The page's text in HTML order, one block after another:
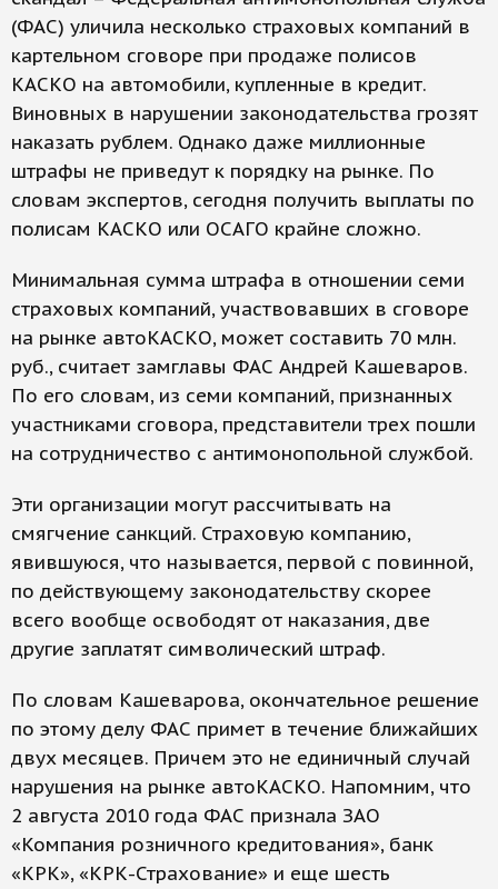
(ФАС) уличила несколько страховых компаний в
картельном сговоре при продаже полисов
КАСКО на автомобили, купленные в кредит.
Виновных в нарушении законодательства грозят
наказать рублем. Однако даже миллионные
штрафы не приведут к порядку на рынке. По
словам экспертов, сегодня получить выплаты по
полисам КАСКО или ОСАГО крайне сложно.
Минимальная сумма штрафа в отношении семи
страховых компаний, участвовавших в сговоре
на рынке автоКАСКО, может составить 70 млн.
руб., считает замглавы ФАС Андрей Кашеваров.
По его словам, из семи компаний, признанных
участниками сговора, представители трех пошли
на сотрудничество с антимонопольной службой.
Эти организации могут рассчитывать на
смягчение санкций. Страховую компанию,
явившуюся, что называется, первой с повинной,
по действующему законодательству скорее
всего вообще освободят от наказания, две
другие заплатят символический штраф.
По словам Кашеварова, окончательное решение
по этому делу ФАС примет в течение ближайших
двух месяцев. Причем это не единичный случай
нарушения на рынке автоКАСКО. Напомним, что
2 августа 2010 года ФАС признала ЗАО
«Компания розничного кредитования», банк
«КРК», «КРК-Страхование» и еще шесть